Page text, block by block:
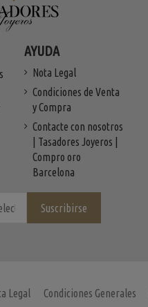
AYUDA
Nota Legal
Condiciones de Venta
y Compra
Contacte con nosotros
| Tasadores Joyeros |
Compro oro
Barcelona
Legal Condiciones Generales